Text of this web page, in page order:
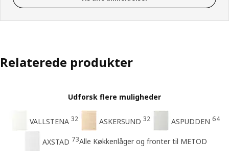
Relaterede produkter
Udforsk flere muligheder
VALLSTENA 32 ASKERSUND 32 ASPUDDEN 64
AXSTAD 73Alle Køkkenlåger og fronter til METOD